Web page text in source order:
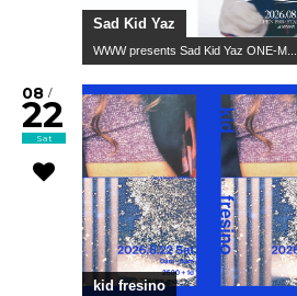
Sad Kid Yaz
WWW presents Sad Kid Yaz ONE-M...
08 /
22
Sat
kid fresino